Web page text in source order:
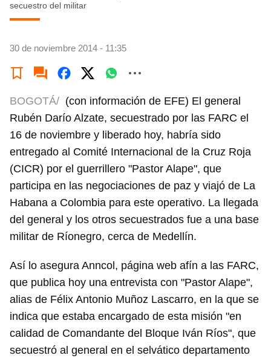
secuestro del militar
30 de noviembre 2014 - 11:35
BOGOTÁ/ (con información de EFE) El general
Rubén Darío Alzate, secuestrado por las FARC el
16 de noviembre y liberado hoy, habría sido
entregado al Comité Internacional de la Cruz Roja
(CICR) por el guerrillero "Pastor Alape", que
participa en las negociaciones de paz y viajó de La
Habana a Colombia para este operativo. La llegada
del general y los otros secuestrados fue a una base
militar de Ríonegro, cerca de Medellín.
Así lo asegura Anncol, página web afín a las FARC,
que publica hoy una entrevista con "Pastor Alape",
alias de Félix Antonio Muñoz Lascarro, en la que se
indica que estaba encargado de esta misión "en
calidad de Comandante del Bloque Iván Ríos", que
secuestró al general en el selvático departamento